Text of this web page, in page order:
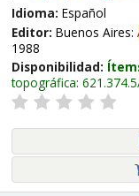
Idioma: Español
Editor: Buenos Aires:
1988
Disponibilidad:
topográfica: